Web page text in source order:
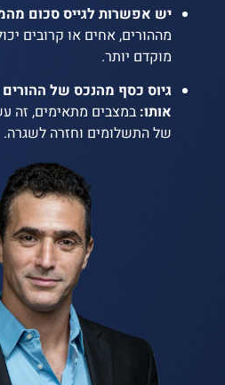
יש אפשרות לגייס סכום
מההורים, אחים או קרובים
מוקדם יותר.
גיוס כסף מהנכס של ההורים
אותו: במצבים מתאימים, זה
של התשלומים וחזרה לשגרה.